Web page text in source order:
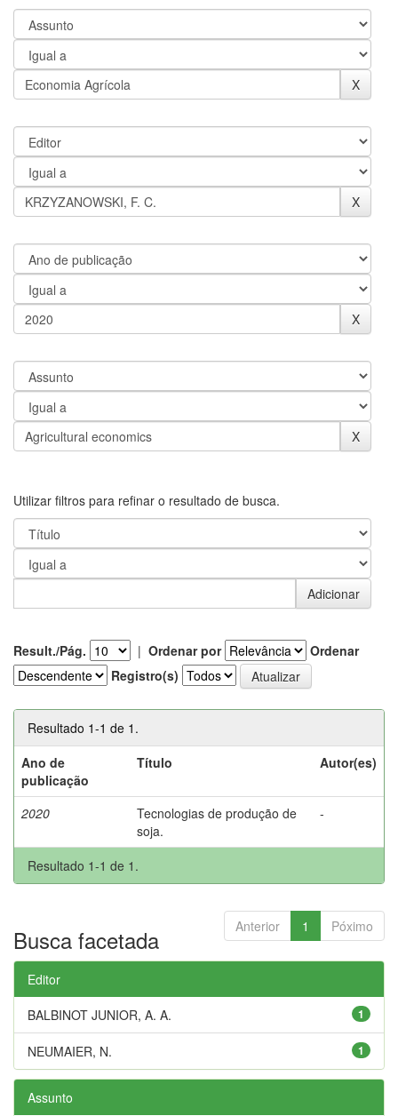
Utilizar filtros para refinar o resultado de busca.
Result./Pág. | Ordenar por
Ordenar
Registro(s)
Resultado 1-1 de 1.
Ano de
publicação
Título Autor(es)
2020
Tecnologias de produção de
soja.
-
Resultado 1-1 de 1.
Anterior 1 Póximo
Busca facetada
Editor
1
BALBINOT JUNIOR, A. A.
1
NEUMAIER, N.
Assunto